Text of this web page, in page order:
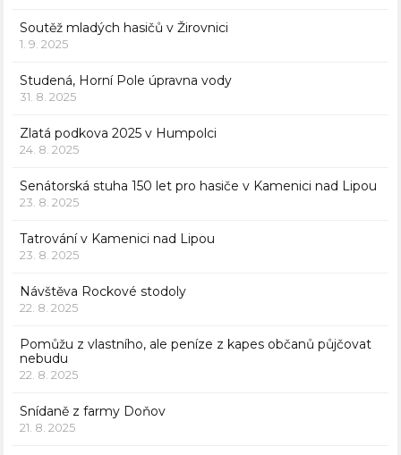
Soutěž mladých hasičů v Žirovnici
1. 9. 2025
Studená, Horní Pole úpravna vody
31. 8. 2025
Zlatá podkova 2025 v Humpolci
24. 8. 2025
Senátorská stuha 150 let pro hasiče v Kamenici nad Lipou
23. 8. 2025
Tatrování v Kamenici nad Lipou
23. 8. 2025
Návštěva Rockové stodoly
22. 8. 2025
Pomůžu z vlastního, ale peníze z kapes občanů půjčovat
nebudu
22. 8. 2025
Snídaně z farmy Doňov
21. 8. 2025